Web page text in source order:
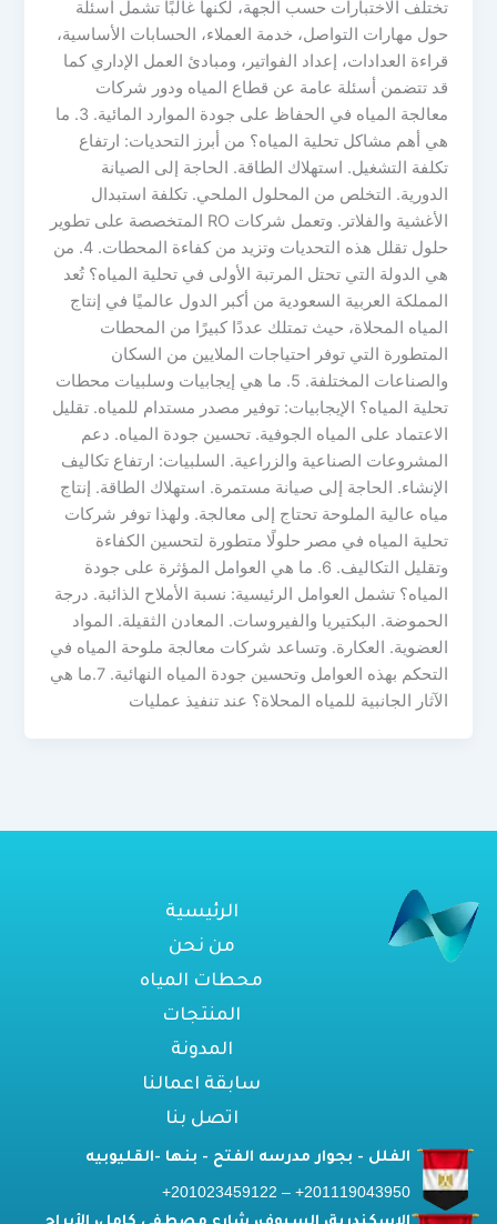
تختلف الاختبارات حسب الجهة، لكنها غالبًا تشمل أسئلة
حول مهارات التواصل، خدمة العملاء، الحسابات الأساسية،
قراءة العدادات، إعداد الفواتير، ومبادئ العمل الإداري كما
قد تتضمن أسئلة عامة عن قطاع المياه ودور شركات
معالجة المياه في الحفاظ على جودة الموارد المائية. 3. ما
هي أهم مشاكل تحلية المياه؟ من أبرز التحديات: ارتفاع
تكلفة التشغيل. استهلاك الطاقة. الحاجة إلى الصيانة
الدورية. التخلص من المحلول الملحي. تكلفة استبدال
الأغشية والفلاتر. وتعمل شركات RO المتخصصة على تطوير
حلول تقلل هذه التحديات وتزيد من كفاءة المحطات. 4. من
هي الدولة التي تحتل المرتبة الأولى في تحلية المياه؟ تُعد
المملكة العربية السعودية من أكبر الدول عالميًا في إنتاج
المياه المحلاة، حيث تمتلك عددًا كبيرًا من المحطات
المتطورة التي توفر احتياجات الملايين من السكان
والصناعات المختلفة. 5. ما هي إيجابيات وسلبيات محطات
تحلية المياه؟ الإيجابيات: توفير مصدر مستدام للمياه. تقليل
الاعتماد على المياه الجوفية. تحسين جودة المياه. دعم
المشروعات الصناعية والزراعية. السلبيات: ارتفاع تكاليف
الإنشاء. الحاجة إلى صيانة مستمرة. استهلاك الطاقة. إنتاج
مياه عالية الملوحة تحتاج إلى معالجة. ولهذا توفر شركات
تحلية المياه في مصر حلولًا متطورة لتحسين الكفاءة
وتقليل التكاليف. 6. ما هي العوامل المؤثرة على جودة
المياه؟ تشمل العوامل الرئيسية: نسبة الأملاح الذائبة. درجة
الحموضة. البكتيريا والفيروسات. المعادن الثقيلة. المواد
العضوية. العكارة. وتساعد شركات معالجة ملوحة المياه في
التحكم بهذه العوامل وتحسين جودة المياه النهائية. 7.ما هي
الآثار الجانبية للمياه المحلاة؟ عند تنفيذ عمليات
الرئيسية
من نحن
محطات المياه
المنتجات
المدونة
سابقة اعمالنا
اتصل بنا
الفلل - بجوار مدرسه الفتح - بنها -القليوبيه
201119043950+ – 201023459122+